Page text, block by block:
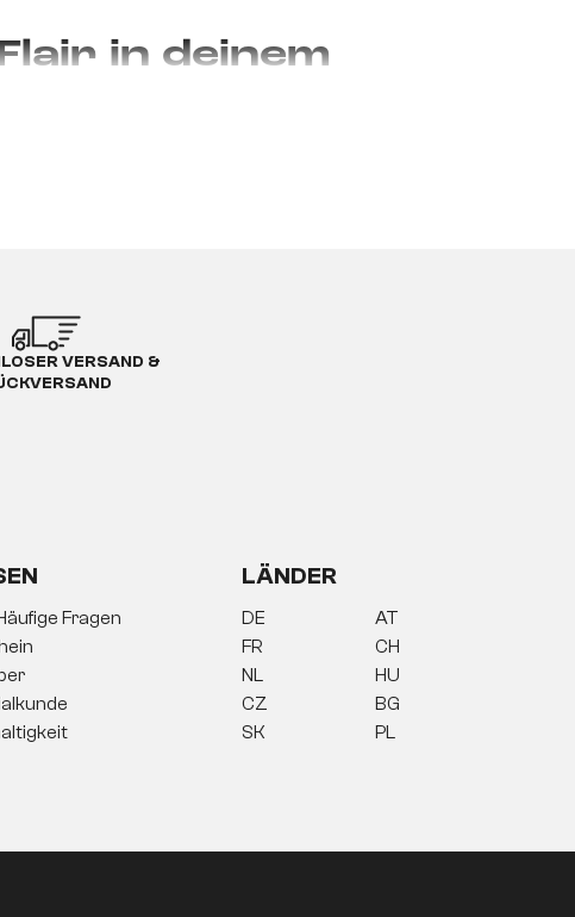
in deinem
zur Geltung
Die
zeitlos schöne und stilvolle Deko
Familie oder deiner Freunde mit moderner
positionierst, Natürlichkeit
Themen du dich gerne beschäftigst.
Deko ist
für deine Seele, die sich immer wieder an
richtigen Deko. Die perfekt zu dir passenden
was du verdienst – dein eigenes kleines
VERSAND &
Fragen
LÄNDER
DE
FR
NL
CZ
SK
AT
CH
HU
BG
PL